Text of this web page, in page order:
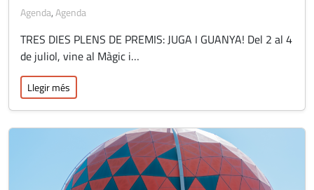
Agenda,Agenda
TRES DIES PLENS DE PREMIS: JUGA I GUANYA! Del 2 al 4
de juliol, vine al Màgic i…
Llegir més